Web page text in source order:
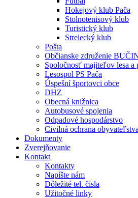
Hokejový klub Pača
Stolnotenisový klub
Turistický klub
Strelecký klub
Pošta
Občianske združenie
Spoločnosť majiteľov lesa a
Lesospol PS Pača
Úspešní športovci obce
DHZ
Obecná knižnica
Autobusové spojenia
Odpadové hospodárstvo
Civilná ochrana obyvateľstva
Dokumenty
Zverejňovanie
Kontakt
Kontakty
Napíšte nám
Dôležité tel. čísla
Užitočné linky